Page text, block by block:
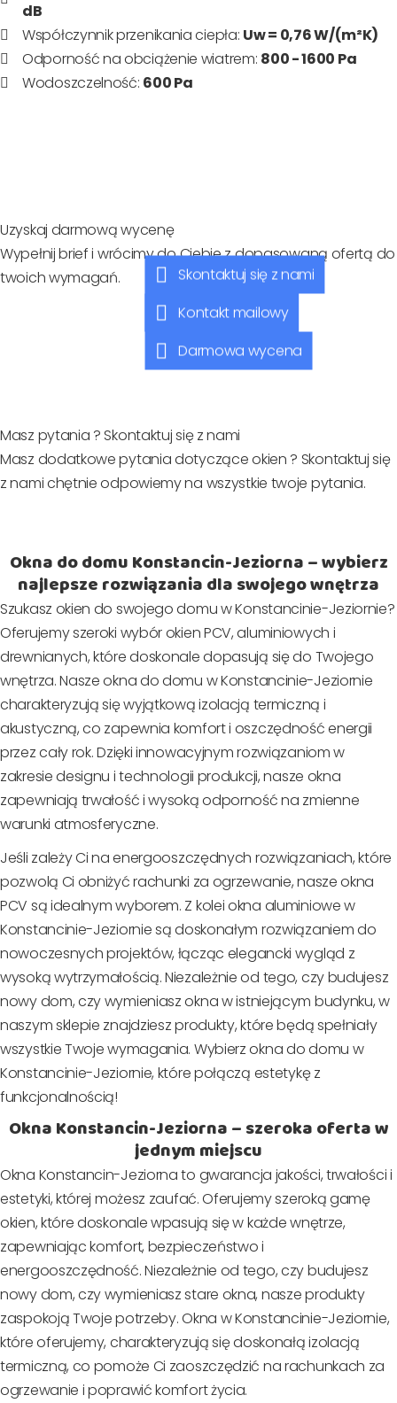
dB
Współczynnik przenikania ciepła: Uw = 0,76 W/(m²K)
Odporność na obciążenie wiatrem: 800 - 1600 Pa
Wodoszczelność: 600 Pa
Uzyskaj darmową wycenę
Wypełnij brief i wrócimy do Ciebie z dopasowaną ofertą do
twoich wymagań.
Masz pytania ? Skontaktuj się z nami
Masz dodatkowe pytania dotyczące okien ? Skontaktuj się
z nami chętnie odpowiemy na wszystkie twoje pytania.
Okna do domu Konstancin-Jeziorna – wybierz
najlepsze rozwiązania dla swojego wnętrza
Szukasz okien do swojego domu w Konstancinie-Jeziornie?
Oferujemy szeroki wybór okien PCV, aluminiowych i
drewnianych, które doskonale dopasują się do Twojego
wnętrza. Nasze okna do domu w Konstancinie-Jeziornie
charakteryzują się wyjątkową izolacją termiczną i
akustyczną, co zapewnia komfort i oszczędność energii
przez cały rok. Dzięki innowacyjnym rozwiązaniom w
zakresie designu i technologii produkcji, nasze okna
zapewniają trwałość i wysoką odporność na zmienne
warunki atmosferyczne.
Jeśli zależy Ci na energooszczędnych rozwiązaniach, które
pozwolą Ci obniżyć rachunki za ogrzewanie, nasze okna
PCV są idealnym wyborem. Z kolei okna aluminiowe w
Konstancinie-Jeziornie są doskonałym rozwiązaniem do
nowoczesnych projektów, łącząc elegancki wygląd z
wysoką wytrzymałością. Niezależnie od tego, czy budujesz
nowy dom, czy wymieniasz okna w istniejącym budynku, w
naszym sklepie znajdziesz produkty, które będą spełniały
wszystkie Twoje wymagania. Wybierz okna do domu w
Konstancinie-Jeziornie, które połączą estetykę z
funkcjonalnością!
Okna Konstancin-Jeziorna – szeroka oferta w
jednym miejscu
Okna Konstancin-Jeziorna to gwarancja jakości, trwałości i
estetyki, której możesz zaufać. Oferujemy szeroką gamę
okien, które doskonale wpasują się w każde wnętrze,
zapewniając komfort, bezpieczeństwo i
energooszczędność. Niezależnie od tego, czy budujesz
nowy dom, czy wymieniasz stare okna, nasze produkty
zaspokoją Twoje potrzeby. Okna w Konstancinie-Jeziornie,
które oferujemy, charakteryzują się doskonałą izolacją
termiczną, co pomoże Ci zaoszczędzić na rachunkach za
ogrzewanie i poprawić komfort życia.
Skontaktuj się z nami
Kontakt mailowy
Darmowa wycena